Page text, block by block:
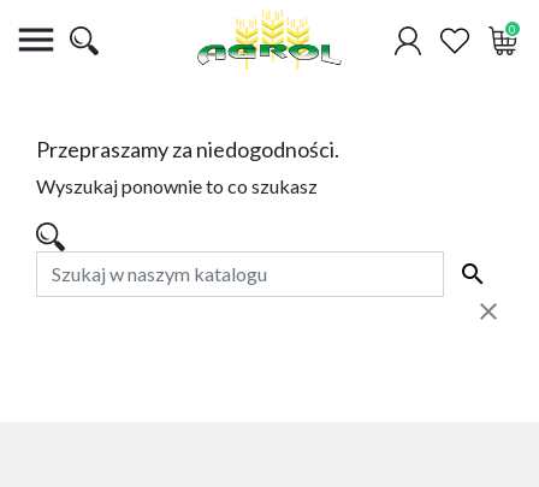
 0
Przepraszamy za niedogodności.
Wyszukaj ponownie to co szukasz